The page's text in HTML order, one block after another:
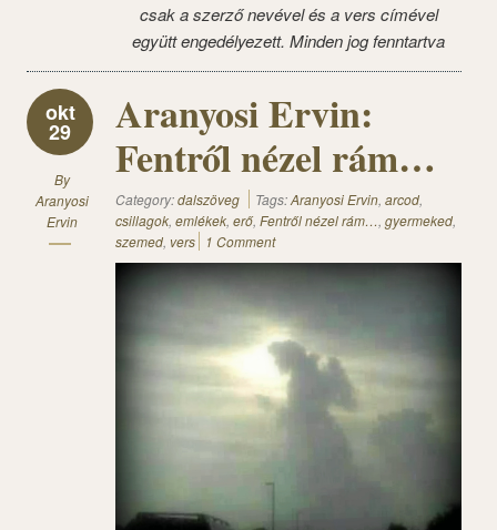
csak a szerző nevével és a vers címével
együtt engedélyezett. Minden jog fenntartva
okt
29
By
Aranyosi
Ervin
Aranyosi Ervin:
Fentről nézel rám…
Category:dalszöveg Tags:Aranyosi Ervin, arcod,
csillagok, emlékek, erő, Fentről nézel rám…, gyermeked,
szemed, vers 1 Comment